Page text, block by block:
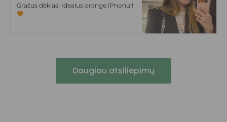
Gražus dėklas! Idealus orange iPhonui!
Daugiau atsiliepimų